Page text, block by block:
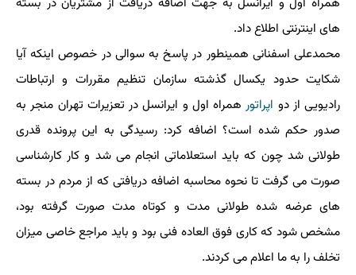
های اینترنتی اطلاع داد.
محمدعلی اسفنانی همینطور در پاسخ به سوالی در خصوص اینکه آیا
شکایت حدود یکسال گذشته سازمان تنظیم مقررات و ارتباطات
رادیویی از دو اپراتورهمراه اول و ایرانسل در تعزیرات تهران منجر به
صدور حکم شده است؟ اضافه کرد: رسیدگی به این پرونده قدری
طولانی شد چون که باید استعلاماتی انجام می شد و کار کارشناسی
صورت می گرفت تا نحوه محاسبه اضافه دریافتی که از مردم در بسته
های عرضه شده طولانی مدت و کوتاه مدت صورت گرفته بود،
مشخص شود که کاری فوق العاده فنی بود و باید مراجع خاصی میزان
تخلف را به ما اعلام می کردند.